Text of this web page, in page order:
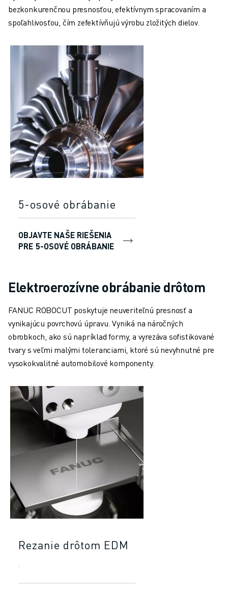
bezkonkurenčnou presnosťou, efektívnym spracovaním a
spoľahlivosťou, čím zefektívňujú výrobu zložitých dielov.
5-osové obrábanie
OBJAVTE NAŠE RIEŠENIA
PRE 5-OSOVÉ OBRÁBANIE
Elektroerozívne obrábanie drôtom
FANUC ROBOCUT poskytuje neuveriteľnú presnosť a
vynikajúcu povrchovú úpravu. Vyniká na náročných
obrobkoch, ako sú napríklad formy, a vyrezáva sofistikované
tvary s veľmi malými toleranciami, ktoré sú nevyhnutné pre
vysokokvalitné automobilové komponenty.
Rezanie drôtom EDM
.